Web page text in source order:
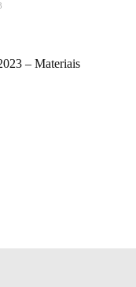
– Materiais